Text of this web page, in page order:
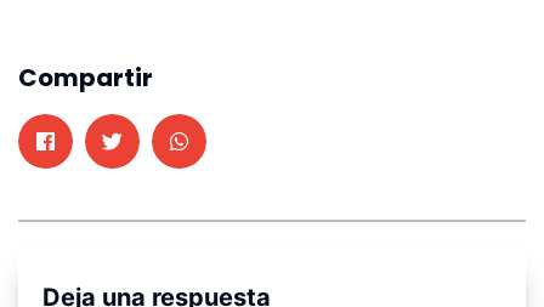
Compartir
Deja una respuesta